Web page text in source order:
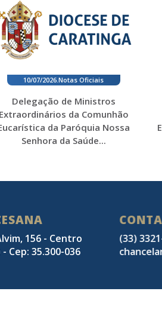
10/07/2026.Notas Oficiais
Delegação de Ministros
Extraordinários da Comunhão
da Paróquia Nossa
Senhora da Saúde...
156 - Centro
Cep: 35.300-036
(33)